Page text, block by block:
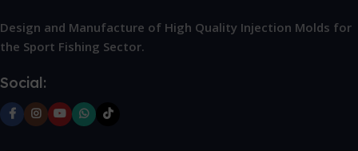
Design and Manufacture of High Quality Injection Molds for
the Sport Fishing Sector.
Social: